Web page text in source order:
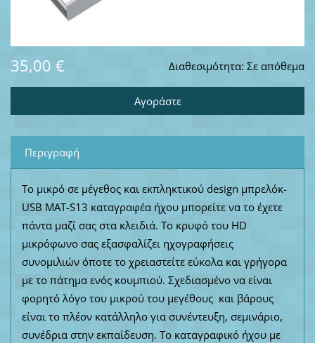
Διαθεσιμότητα: Σε απόθεμα
35,00 €
Περιγραφή
Το μικρό σε μέγεθος και εκπληκτικού design μπρελόκ-
USB MAT-S13 καταγραφέα ήχου μπορείτε να το έχετε
πάντα μαζί σας στα κλειδιά. Το κρυφό του HD
μικρόφωνο σας εξασφαλίζει ηχογραφήσεις
συνομιλιών όποτε το χρειαστείτε εύκολα και γρήγορα
με το πάτημα ενός κουμπιού. Σχεδιασμένο να είναι
φορητό λόγο του μικρού του μεγέθους και βάρους
είναι το πλέον κατάλληλο για συνέντευξη, σεμινάριο,
συνέδρια στην εκπαίδευση. Το καταγραφικό ήχου με